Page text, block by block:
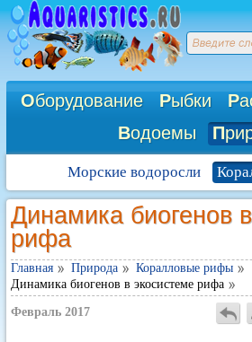
Оборудование Рыбки Р
Водоемы П
Морские водоросли
Динамика биогенов
рифа
Главная Природа
Коралловые рифы
Динамика биогенов в экосистеме рифа
Февраль 2017